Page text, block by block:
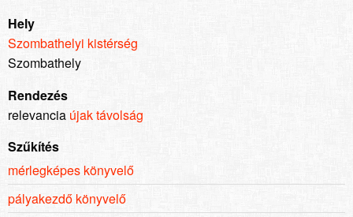
Hely
Szombathelyi kistérség
Szombathely
Rendezés
relevancia újaktávolság
Szűkítés
mérlegképes könyvelő
pályakezdő könyvelő